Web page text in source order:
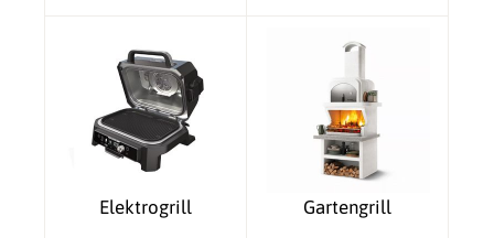
Elektrogrill Gartengrill